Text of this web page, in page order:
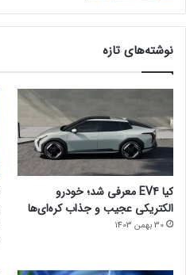
نوشته‌های تازه
کیا EV4 معرفی شد؛ خودرو
الکتریکی عجیب و جذاب کره‌ای‌ها
30 بهمن 1403